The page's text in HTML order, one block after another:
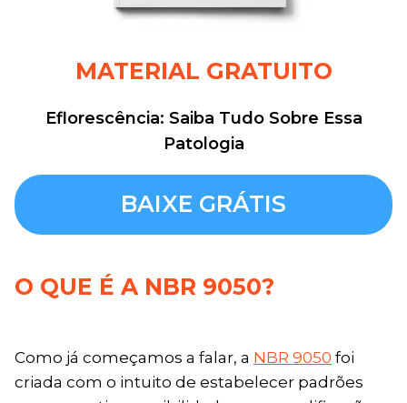
MATERIAL GRATUITO
Eflorescência: Saiba Tudo Sobre Essa
Patologia
BAIXE GRÁTIS
O QUE É A NBR 9050?
Como já começamos a falar, a NBR 9050 foi
criada com o intuito de estabelecer padrões